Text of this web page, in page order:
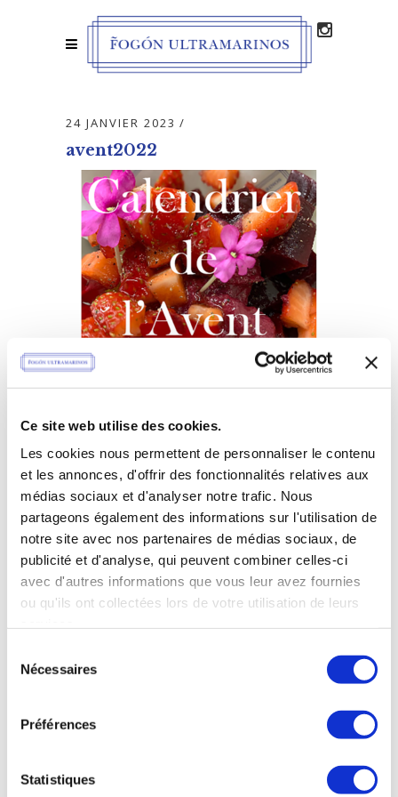
Ce site web utilise des cookies.
Les cookies nous permettent de personnaliser le contenu
et les annonces, d'offrir des fonctionnalités relatives aux
médias sociaux et d'analyser notre trafic. Nous
partageons également des informations sur l'utilisation de
notre site avec nos partenaires de médias sociaux, de
publicité et d'analyse, qui peuvent combiner celles-ci
avec d'autres informations que vous leur avez fournies
ou qu'ils ont collectées lors de votre utilisation de leurs
Nécessaires
Préférences
Statistiques
24 JANVIER 2023
avent2022